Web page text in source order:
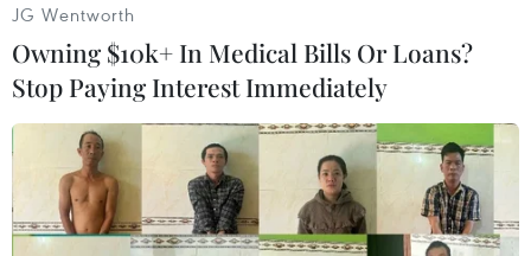
JG Wentworth
Owning $10k+ In Medical Bills Or Loans?
Stop Paying Interest Immediately